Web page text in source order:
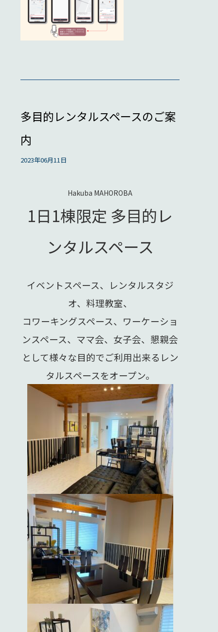
多目的レンタルスペースのご案
内
2023年06月11日
Hakuba MAHOROBA
1日1棟限定 多目的レ
ンタルスペース
イベントスペース、レンタルスタジ
オ、料理教室、
コワーキングスペース、ワーケーショ
ンスペース、 ママ会、女子会、懇親会
として様々な目的でご利用出来るレン
タルスペースをオープン。